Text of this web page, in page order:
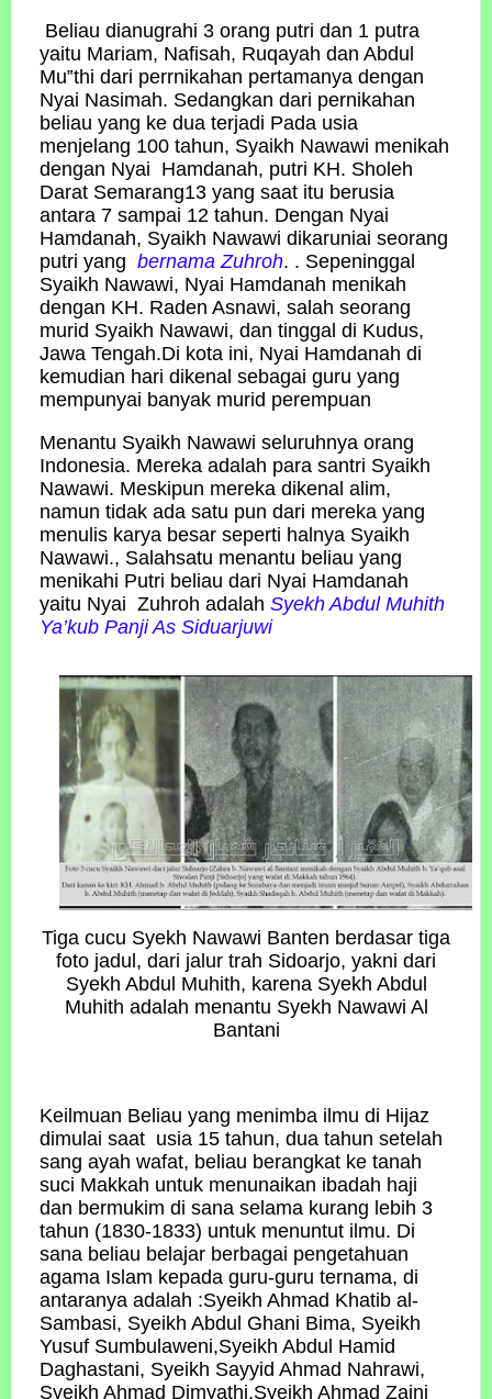
Beliau dianugrahi 3 orang putri dan 1 putra
yaitu Mariam, Nafisah, Ruqayah dan Abdul
Mu‟thi dari perrnikahan pertamanya dengan
Nyai Nasimah. Sedangkan dari pernikahan
beliau yang ke dua terjadi Pada usia
menjelang 100 tahun, Syaikh Nawawi menikah
dengan Nyai Hamdanah, putri KH. Sholeh
Darat Semarang13 yang saat itu berusia
antara 7 sampai 12 tahun. Dengan Nyai
Hamdanah, Syaikh Nawawi dikaruniai seorang
putri yang bernama Zuhroh. . Sepeninggal
Syaikh Nawawi, Nyai Hamdanah menikah
dengan KH. Raden Asnawi, salah seorang
murid Syaikh Nawawi, dan tinggal di Kudus,
Jawa Tengah.Di kota ini, Nyai Hamdanah di
kemudian hari dikenal sebagai guru yang
mempunyai banyak murid perempuan
Menantu Syaikh Nawawi seluruhnya orang
Indonesia. Mereka adalah para santri Syaikh
Nawawi. Meskipun mereka dikenal alim,
namun tidak ada satu pun dari mereka yang
menulis karya besar seperti halnya Syaikh
Nawawi., Salahsatu menantu beliau yang
menikahi Putri beliau dari Nyai Hamdanah
yaitu Nyai Zuhroh adalah Syekh Abdul Muhith
Ya’kub Panji As Siduarjuwi
Tiga cucu Syekh Nawawi Banten berdasar tiga
foto jadul, dari jalur trah Sidoarjo, yakni dari
Syekh Abdul Muhith, karena Syekh Abdul
Muhith adalah menantu Syekh Nawawi Al
Bantani
Keilmuan Beliau yang menimba ilmu di Hijaz
dimulai saat usia 15 tahun, dua tahun setelah
sang ayah wafat, beliau berangkat ke tanah
suci Makkah untuk menunaikan ibadah haji
dan bermukim di sana selama kurang lebih 3
tahun (1830-1833) untuk menuntut ilmu. Di
sana beliau belajar berbagai pengetahuan
agama Islam kepada guru-guru ternama, di
antaranya adalah :Syeikh Ahmad Khatib al-
Sambasi, Syeikh Abdul Ghani Bima, Syeikh
Yusuf Sumbulaweni,Syeikh Abdul Hamid
Daghastani, Syeikh Sayyid Ahmad Nahrawi,
Syeikh Ahmad Dimyathi,Syeikh Ahmad Zaini